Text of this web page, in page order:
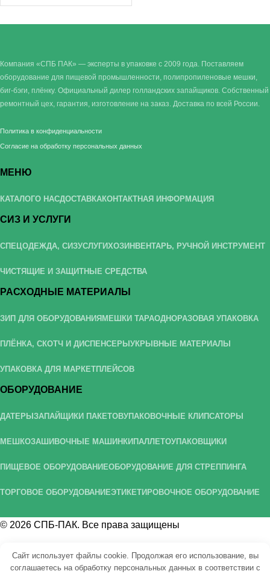
Компания «СПБ ПАК» — эксперты в упаковке с 2009 года. Поставляем
оборудование для пищевой промышленности, полипропиленовые мешки,
биг-бэги, плёнку. Официальный дилер голландских запайщиков. Собственный
ремонтный цех, гарантия, изготовление на заказ. Доставка по всей России.
Политика в конфиденциальности
Согласие на обработку персональных данных
МЕНЮ
КАТАЛОГО НАСДОСТАВКАКОНТАКТНАЯ ИНФОРМАЦИЯ
СИЗ И УСЛУГИ
СПЕЦОДЕЖДА, СИЗУСЛУГИХОЗИНВЕНТАРЬ, РУЧНОЙ ИНСТРУМЕНТ
ЧИСТЯЩИЕ И ЗАЩИТНЫЕ СРЕДСТВА
РАСХОДНЫЕ МАТЕРИАЛЫ
ЗИП ДЛЯ ОБОРУДОВАНИЯ МЕШКИ ТАРАОДНОРАЗОВАЯ УПАКОВКА
ПЛЁНКА, СКОТЧ И ДИСПЕНСЕРЫ УКРЫВНЫЕ МАТЕРИАЛЫ
УПАКОВКА ДЛЯ МАРКЕТПЛЕЙСОВ
ОБОРУДОВАНИЕ
ДАТЕРЫ ЗАПАЙЩИКИ ПАКЕТОВУПАКОВОЧНЫЕ КЛИПСАТОРЫ
МЕШКОЗАШИВОЧНЫЕ МАШИНКИ ПАЛЛЕТОУПАКОВЩИКИ
ПИЩЕВОЕ ОБОРУДОВАНИЕОБОРУДОВАНИЕ ДЛЯ СТРЕППИНГА
ТОРГОВОЕ ОБОРУДОВАНИЕЭТИКЕТИРОВОЧНОЕ ОБОРУДОВАНИЕ
© 2026 СПБ-ПАК. Все права защищены
Создание и продвижение сайтовSEOUsluga.ru
Сайт использует файлы cookie. Продолжая его использование, вы
соглашаетесь на обработку персональных данных в соответствии с